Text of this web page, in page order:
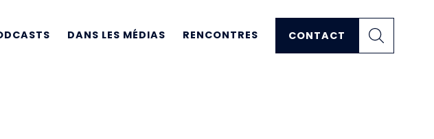
DANS LES MÉDIAS RENCONTRES CONTACT